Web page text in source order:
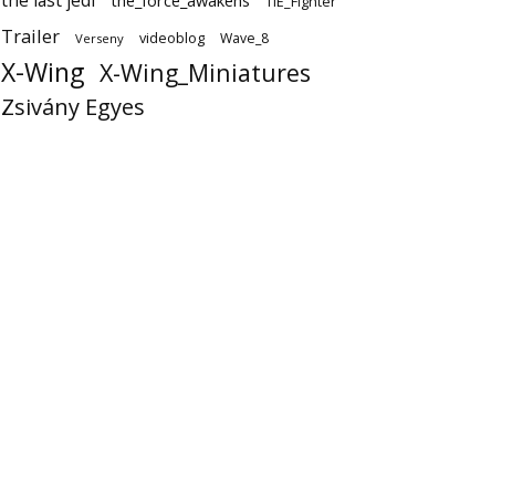
Trailer Verseny videoblog Wave_8
X-Wing X-Wing_Miniatures
Zsivány Egyes